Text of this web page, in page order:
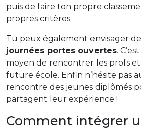
puis de faire ton propre
propres critères.
Tu peux également envisager
journées portes ouvertes.
moyen de rencontrer les profs
future école. Enfin n’hésite pas
rencontre des jeunes diplômés
partagent leur expérience !
Comment intégrer